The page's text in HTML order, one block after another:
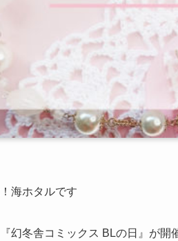
海ホタルです
幻冬舎コミックス BLの日』が開